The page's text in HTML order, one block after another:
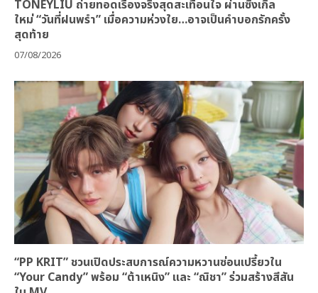
TONEYLIU ถ่ายทอดเรื่องจริงสุดสะเทือนใจ ผ่านซิงเกิล
ใหม่ “วันที่ฝนพรำ” เมื่อความห่วงใย…อาจเป็นคำบอกรักครั้ง
สุดท้าย
07/08/2026
“PP KRIT” ชวนเปิดประสบการณ์ความหวานซ่อนเปรี้ยวใน
“Your Candy” พร้อม “ต้าเหนิง” และ “ณิชา” ร่วมสร้างสีสัน